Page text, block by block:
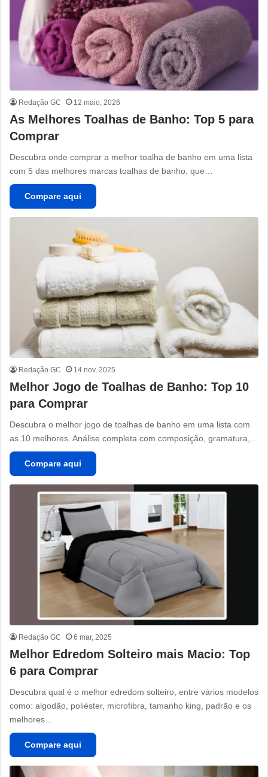
Redação GC 12 maio, 2026
As Melhores Toalhas de Banho: Top 5 para
Comprar
Descubra onde comprar a melhor toalha de banho em uma lista
com 5 das melhores marcas toalhas de banho, que…
Compare aqui
Redação GC 14 nov, 2025
Melhor Jogo de Toalhas de Banho: Top 10
para Comprar
Descubra o melhor jogo de toalhas de banho em uma lista com
as 10 melhores. Análise completa com composição, gramatura,…
Compare aqui
Redação GC 6 mar, 2025
Melhor Edredom Solteiro mais Macio: Top
6 para Comprar
Descubra qual é o melhor edredom solteiro, entre vários modelos
como: algodão, poliéster, microfibra, tamanho king, padrão e os
melhores…
Compare aqui